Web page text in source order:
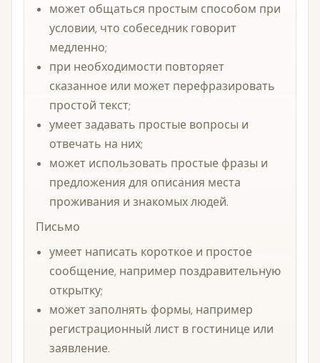
может общаться простым способом при
условии, что собеседник говорит
медленно;
при необходимости повторяет
сказанное или может перефразировать
простой текст;
умеет задавать простые вопросы и
отвечать на них;
может использовать простые фразы и
предложения для описания места
проживания и знакомых людей.
Письмо
умеет написать короткое и простое
сообщение, например поздравительную
открытку;
может заполнять формы, например
регистрационный лист в гостинице или
заявление.